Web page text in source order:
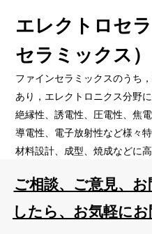
エレクトロセ
セラミックス）
ファインセラミックスのうち
あり，エレクトロニクス分野
絶縁性、誘電性、圧電性、焦
導電性、電子放射性など様々
材料設計、成型、焼成などに
ご相談、ご意見、
したら、お気軽に